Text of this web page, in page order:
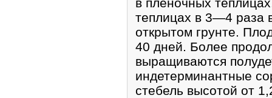
теплицах в 3—4 раза
открытом грунте.
40 дней. Более
выращиваются
индетерминантные
стебель высотой от